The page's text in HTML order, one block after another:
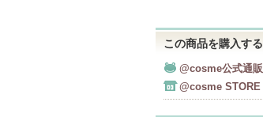
この商品を購入する
@cosme公式通販
@cosme STORE